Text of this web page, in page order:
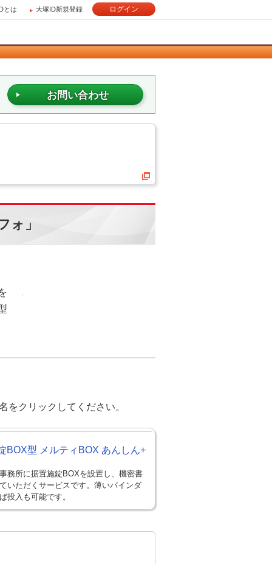
とは 大塚ID新規登録 ログイン
お問い合わせ
ォ」
をクリックしてください。
BOX型 メルティBOX あんしん+
務所に据置施錠BOXを設置し、機密書
いただくサービスです。薄いバインダ
投入も可能です。